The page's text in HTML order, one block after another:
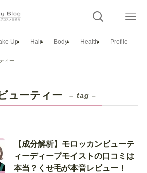
Up Hair Body Health Profile
ィー
ューティー – tag –
【成分解析】モロッカンビューテ
ィーディープモイストの口コミは
本当？くせ毛が本音レビュー！